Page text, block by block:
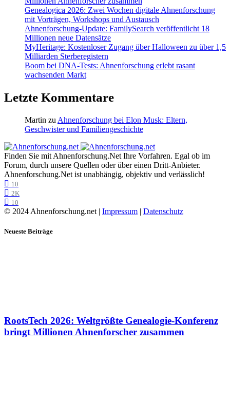
Genealogica 2026: Zwei Wochen digitale Ahnenforschung
mit Vorträgen, Workshops und Austausch
Ahnenforschung-Update: FamilySearch veröffentlicht 18
Millionen neue Datensätze
MyHeritage: Kostenloser Zugang über Halloween zu über 1,5
Milliarden Sterberegistern
Boom bei DNA-Tests: Ahnenforschung erlebt rasant
wachsenden Markt
Letzte Kommentare
Martin zu Ahnenforschung bei Elon Musk: Eltern,
Geschwister und Familiengeschichte
Finden Sie mit Ahnenforschung.Net Ihre Vorfahren. Egal ob im
Forum, durch unsere Quellen oder über einen Dritt-Anbieter.
Ahnenforschung.Net ist unabhängig, objektiv und verlässlich!
10
2K
10
© 2024 Ahnenforschung.net | Impressum | Datenschutz
Neueste Beiträge
RootsTech 2026: Weltgrößte Genealogie-Konferenz
bringt Millionen Ahnenforscher zusammen